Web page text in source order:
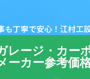
も丁寧で安心！江村工
レージ・カー
ーカー参考価